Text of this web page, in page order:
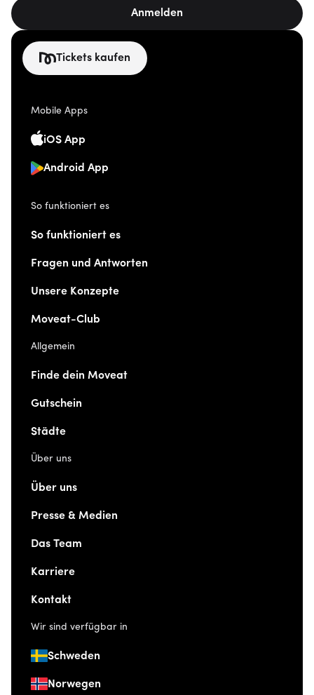
Anmelden
Tickets kaufen
Mobile Apps
iOS App
Android App
So funktioniert es
So funktioniert es
Fragen und Antworten
Unsere Konzepte
Moveat-Club
Allgemein
Finde dein Moveat
Gutschein
Städte
Über uns
Über uns
Presse & Medien
Das Team
Karriere
Kontakt
Wir sind verfügbar in
Schweden
Norwegen